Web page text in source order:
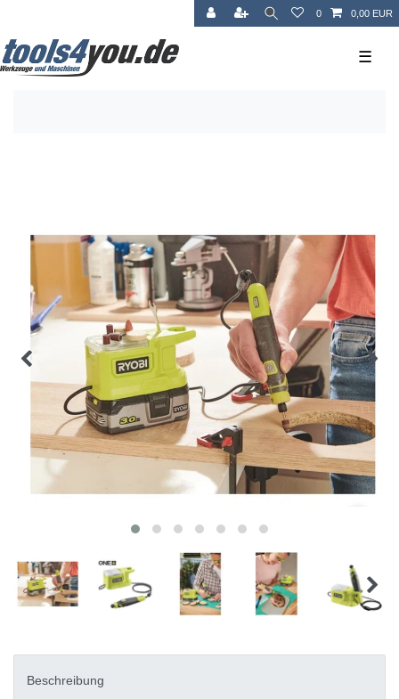
0 0,00 EUR
☰
Beschreibung